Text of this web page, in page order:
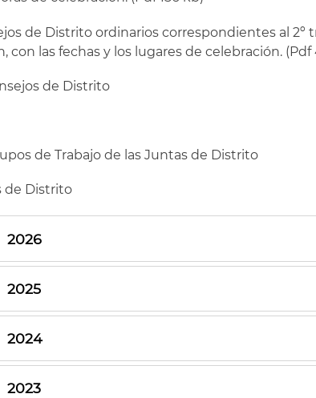
de Distrito ordinarios correspondientes al
con las fechas y los lugares de celebración. (Pdf
de Distrito
de Trabajo de las Juntas de Distrito
de Distrito
2026
2025
2024
2023